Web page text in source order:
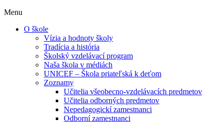
Menu
O škole
Vízia a hodnoty školy
Tradícia a história
Školský vzdelávací program
Naša škola v médiách
UNICEF – Škola priateľská k deťom
Zoznamy
Učitelia všeobecno-vzdelávacích predmetov
Učitelia odborných predmetov
Nepedagogickí zamestnanci
Odborní zamestnanci